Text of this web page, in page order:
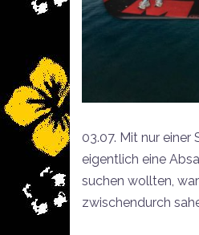
03.07. Mit nur
eigentlich eine
suchen wollten,
zwischendurch